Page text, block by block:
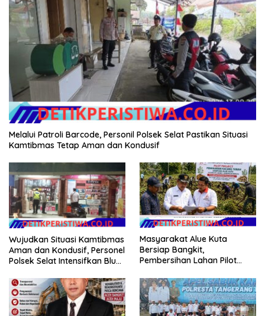
Melalui Patroli Barcode, Personil Polsek Selat Pastikan Situasi
Kamtibmas Tetap Aman dan Kondusif
Wujudkan Situasi Kamtibmas
Aman dan Kondusif, Personel
Polsek Selat Intensifkan Blue
Duda
Masyarakat Alue Kuta
Bersiap Bangkit,
Pembersihan Lahan Pilot
Tanah Dimulai Sabtu